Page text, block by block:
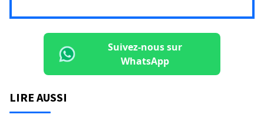
Suivez-nous sur
WhatsApp
LIRE AUSSI